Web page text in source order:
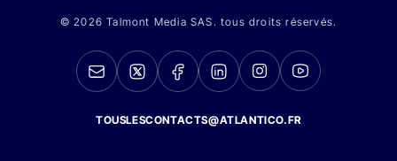
© 2026 Talmont Media SAS. tous droits réservés.
TOUSLESCONTACTS@ATLANTICO.FR